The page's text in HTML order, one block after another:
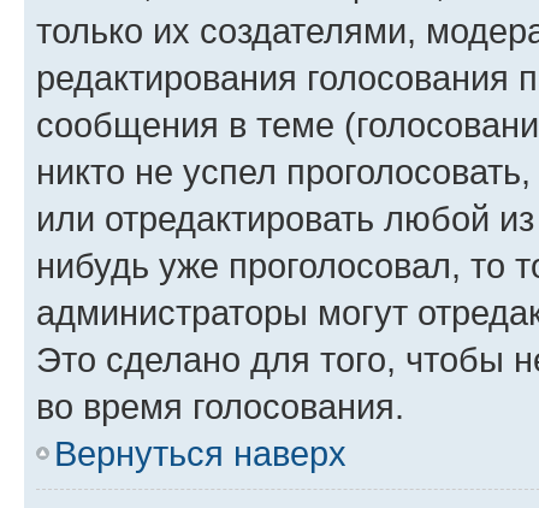
только их создателями,
редактирования голосования
сообщения в теме
никто не успел
или отредактировать любой
нибудь уже проголосовал, то
администраторы могут
Это сделано для того, чтобы
во время голосования.
Вернуться наверх